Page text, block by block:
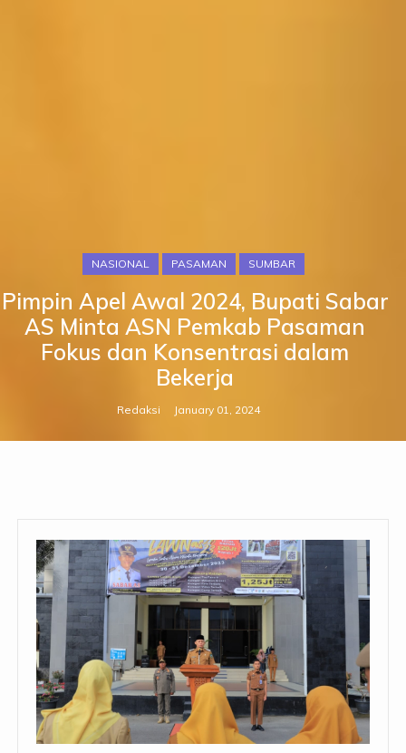
NASIONAL PASAMAN SUMBAR
Pimpin Apel Awal 2024, Bupati Sabar
AS Minta ASN Pemkab Pasaman
Fokus dan Konsentrasi dalam
Bekerja
Redaksi January 01, 2024